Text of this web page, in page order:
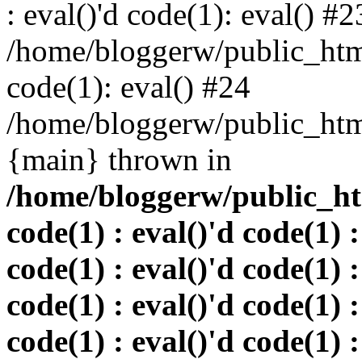
: eval()'d code(1): eval()
/home/bloggerw/
code(1): eval() #24
/home/bloggerw/
{main} thrown in
/home/bloggerw/
code(1) : eval()'d code(1)
code(1) : eval()'d code(1)
code(1) : eval()'d code(1)
code(1) : eval()'d code(1)